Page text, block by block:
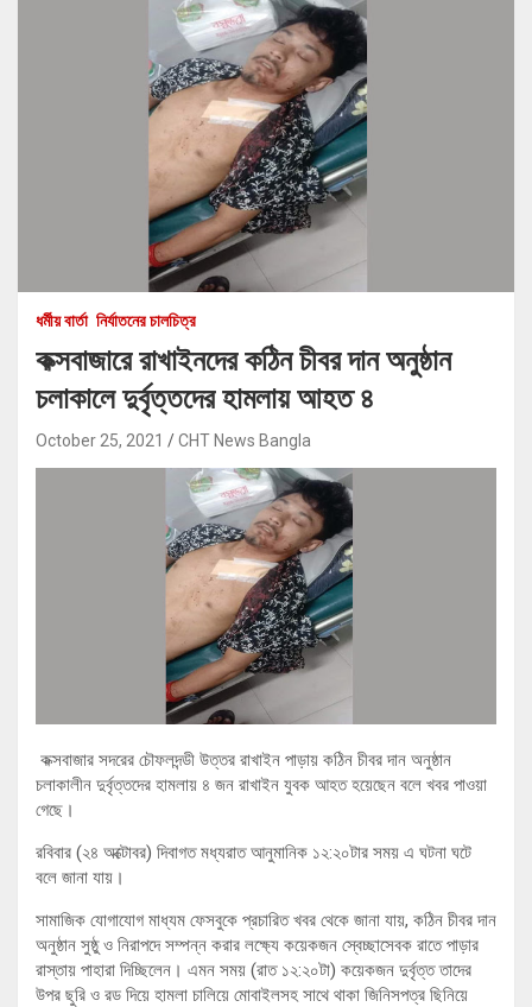
ধর্মীয় বার্তা নির্যাতনের চালচিত্র
কক্সবাজারে রাখাইনদের কঠিন চীবর দান অনুষ্ঠান
চলাকালে দুর্বৃত্তদের হামলায় আহত ৪
October 25, 2021 CHT News Bangla
কক্সবাজার সদরের চৌফলদন্ডী উত্তর রাখাইন পাড়ায় কঠিন চীবর দান অনুষ্ঠান
চলাকালীন দুর্বৃত্তদের হামলায় ৪ জন রাখাইন যুবক আহত হয়েছেন বলে খবর পাওয়া
গেছে।
রবিবার (২৪ অক্টোবর) দিবাগত মধ্যরাত আনুমানিক ১২:২০টার সময় এ ঘটনা ঘটে
বলে জানা যায়।
সামাজিক যোগাযোগ মাধ্যম ফেসবুকে প্রচারিত খবর থেকে জানা যায়, কঠিন চীবর দান
অনুষ্ঠান সুষ্ঠু ও নিরাপদে সম্পন্ন করার লক্ষ্যে কয়েকজন স্বেচ্ছাসেবক রাতে পাড়ার
রাস্তায় পাহারা দিচ্ছিলেন। এমন সময় (রাত ১২:২০টা) কয়েকজন দুর্বৃত্ত তাদের
উপর ছুরি ও রড দিয়ে হামলা চালিয়ে মোবাইলসহ সাথে থাকা জিনিসপত্র ছিনিয়ে